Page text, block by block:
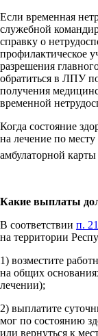
Если временная
служебной
справку о
профилактическое
разрешения
обратиться в ЛПУ
получения
временной
Когда состояние
на лечение по
амбулаторной
Какие выплаты
В соответствии п. 21
на территории
1) возместите
на общих
лечении);
2) выплатите
мог по состоянию
или вернуться к